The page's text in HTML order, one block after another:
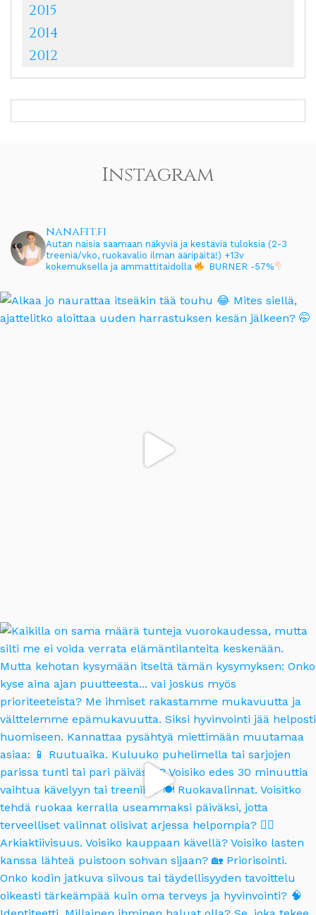
2015
2014
2012
Instagram
nanafit.fi
Autan naisia saamaan näkyviä ja kestäviä tuloksia (2-3
treeniä/vko, ruokavalio ilman ääripäitä!) +13v
kokemuksella ja ammattitaidolla
BURNER -57%